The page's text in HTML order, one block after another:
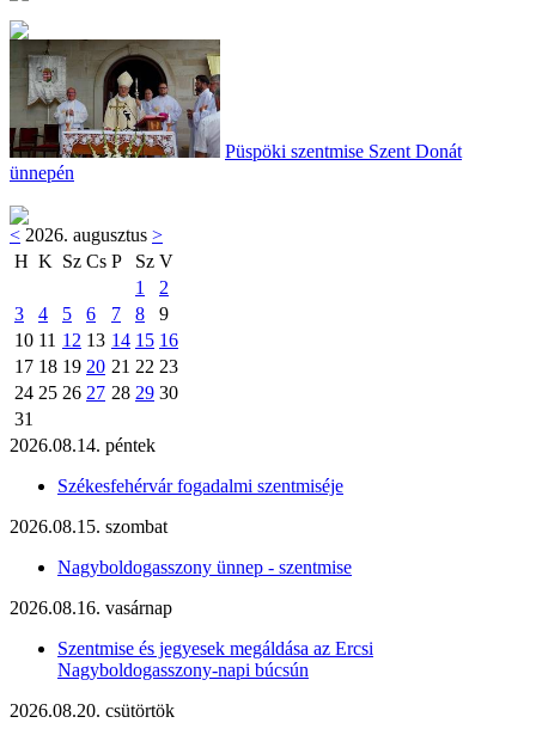
Püspöki szentmise Szent Donát
ünnepén
< 2026. augusztus >
H K Sz Cs P Sz V
1
2
3
4 5 6 7 8
9
10 11 12 13 14 15 16
17 18 19 20 21 22 23
24 25 26 27 28 29 30
31
2026.08.14. péntek
Székesfehérvár fogadalmi szentmiséje
2026.08.15. szombat
Nagyboldogasszony ünnep - szentmise
2026.08.16. vasárnap
Szentmise és jegyesek megáldása az Ercsi
Nagyboldogasszony-napi búcsún
2026.08.20. csütörtök